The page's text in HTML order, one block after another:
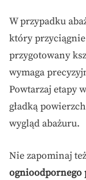
W przypadku
który
przygotowany
wymaga
Powtarzaj etapy
gładką
wygląd abażuru.
Nie zapominaj
ognioodpornego